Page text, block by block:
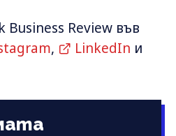
Review във
, LinkedIn и